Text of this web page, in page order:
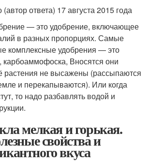
ответа) 17 августа 2015 года
— это удобрение, включающее
в разных пропорциях. Самые
комплексные удобрения — это
Вносятся они
растения не высажены (рассыпаются
и перекапываются). Или когда
то надо разбавлять водой и
мелкая и горькая.
свойства и
вкуса